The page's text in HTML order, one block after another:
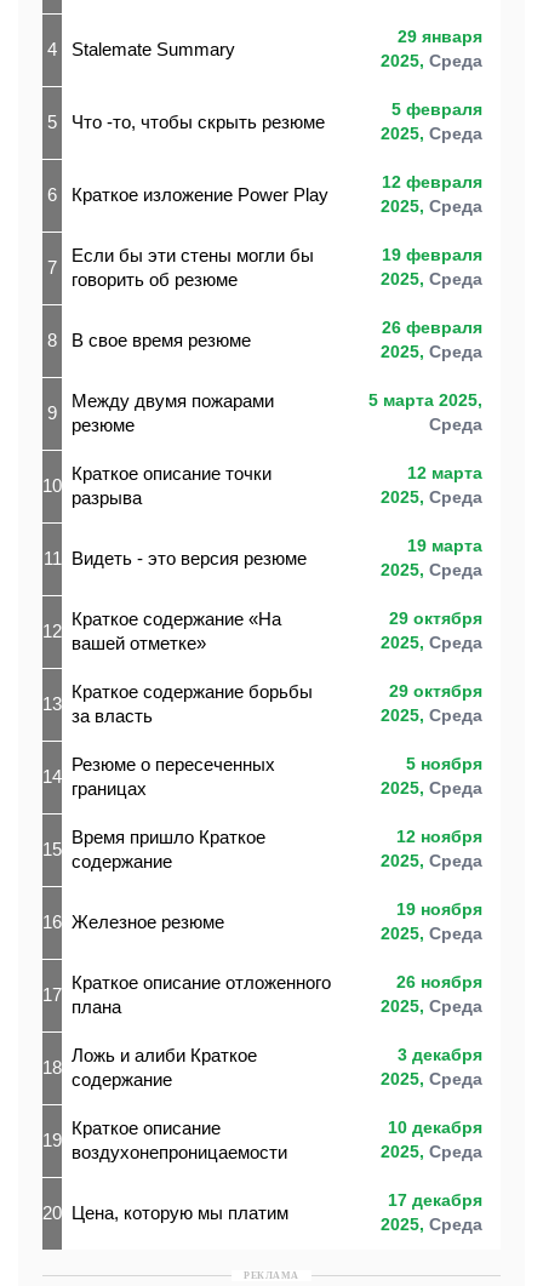
4 Stalemate Summary
29 января
2025, Среда
5 Что -то, чтобы скрыть резюме
5 февраля
2025, Среда
6 Краткое изложение Power Play
12 февраля
2025, Среда
7
Если бы эти стены могли бы
говорить об резюме
19 февраля
2025, Среда
8 В свое время резюме
26 февраля
2025, Среда
9
Между двумя пожарами
резюме
5 марта 2025,
Среда
10
Краткое описание точки
разрыва
12 марта
2025, Среда
11 Видеть - это версия резюме
19 марта
2025, Среда
12
Краткое содержание «На
вашей отметке»
29 октября
2025, Среда
13
Краткое содержание борьбы
за власть
29 октября
2025, Среда
14
Резюме о пересеченных
границах
5 ноября
2025, Среда
15
Время пришло Краткое
содержание
12 ноября
2025, Среда
16 Железное резюме
19 ноября
2025, Среда
17
Краткое описание отложенного
плана
26 ноября
2025, Среда
18
Ложь и алиби Краткое
содержание
3 декабря
2025, Среда
19
Краткое описание
воздухонепроницаемости
10 декабря
2025, Среда
20 Цена, которую мы платим
17 декабря
2025, Среда
РЕКЛАМА